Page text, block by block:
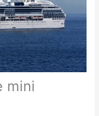
mini